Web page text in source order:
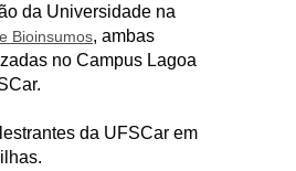
da Universidade na
Bioinsumos, ambas
no Campus Lagoa
da UFSCar em